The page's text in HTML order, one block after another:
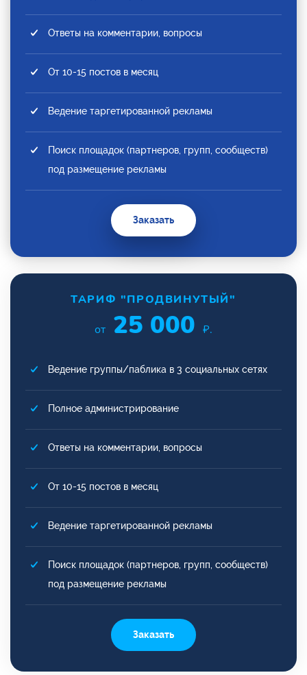
Ответы на комментарии, вопросы
От 10-15 постов в месяц
Ведение таргетированной рекламы
Поиск площадок (партнеров, групп, сообществ)
под размещение рекламы
Заказать
ТАРИФ "ПРОДВИНУТЫЙ"
от 25 000 ₽.
Ведение группы/паблика в 3 социальных сетях
Полное администрирование
Ответы на комментарии, вопросы
От 10-15 постов в месяц
Ведение таргетированной рекламы
Поиск площадок (партнеров, групп, сообществ)
под размещение рекламы
Заказать